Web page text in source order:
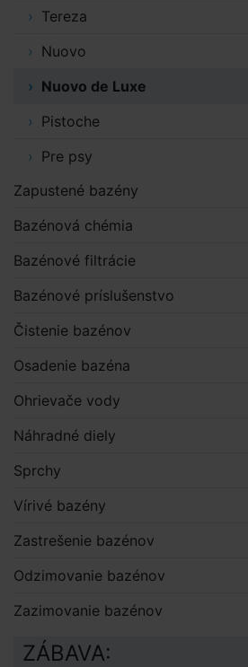
Tereza
Nuovo
Nuovo de Luxe
Pistoche
Pre psy
Zapustené bazény
Bazénová chémia
Bazénové filtrácie
Bazénové príslušenstvo
Čistenie bazénov
Osadenie bazéna
Ohrievače vody
Náhradné diely
Sprchy
Vírivé bazény
Zastrešenie bazénov
Odzimovanie bazénov
Zazimovanie bazénov
ZÁBAVA: